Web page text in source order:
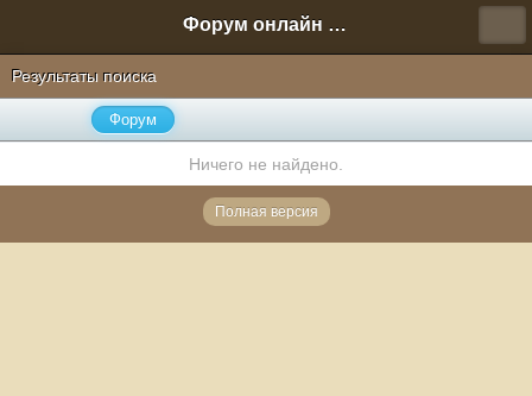
Форум онлайн игры "Новая Эра" (Нюра Биз)
Результаты поиска
Форум
Ничего не найдено.
Полная версия